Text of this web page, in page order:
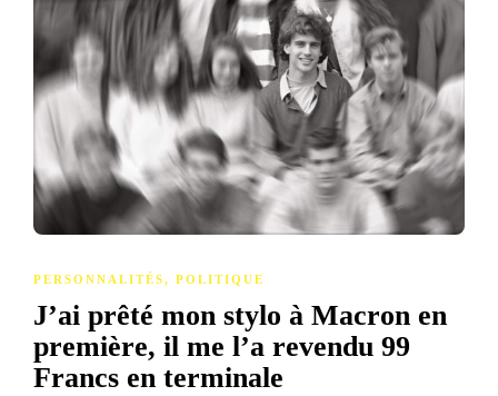
PERSONNALITÉS, POLITIQUE
J’ai prêté mon stylo à Macron en
première, il me l’a revendu 99
Francs en terminale